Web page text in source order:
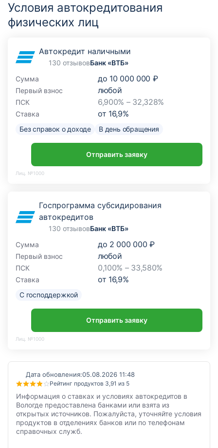
Условия автокредитования
физических лиц
Автокредит наличными
130 отзывовБанк «ВТБ»
Сумма
до 10 000 000 ₽
Первый взнос любой
ПСК 6,900% – 32,328%
Ставка от 16,9%
Без справок о доходе В день обращения
Отправить заявку
Лиц. №1000
Госпрограмма субсидирования
автокредитов
130 отзывовБанк «ВТБ»
Сумма
до 2 000 000 ₽
Первый взнос любой
ПСК 0,100% – 33,580%
Ставка от 16,9%
С господдержкой
Отправить заявку
Лиц. №1000
Дата обновления:05.08.2026 11:48
Рейтинг продуктов 3,91 из 5
Информация о ставках и условиях автокредитов в
Вологде предоставлена банками или взята из
открытых источников. Пожалуйста, уточняйте условия
продуктов в отделениях банков или по телефонам
справочных служб.